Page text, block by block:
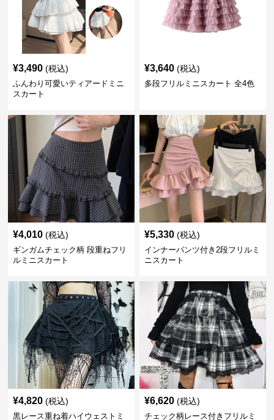
¥3,490 (税込)
ふんわり可愛いティアードミニ
スカート
¥3,640 (税込)
多段フリルミニスカート 全4色
¥4,010 (税込)
ギンガムチェック柄 段重ねフリ
ルミニスカート
¥5,330 (税込)
インナーパンツ付き2段フリルミ
ニスカート
¥4,820 (税込)
黒レース重ね着ハイウェストミ
¥6,620 (税込)
チェック柄レース付きフリルミ